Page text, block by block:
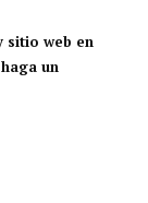
sitio web en
un